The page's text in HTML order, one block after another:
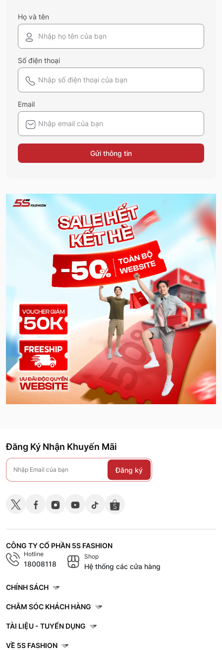
Họ và tên
Số điện thoại
Email
Gửi thông tin
Đăng Ký Nhận Khuyến Mãi
Đăng ký
CÔNG TY CỔ PHẦN 5S FASHION
Hotline
18008118
Shop
Hệ thống các cửa hàng
CHÍNH SÁCH
CHĂM SÓC KHÁCH HÀNG
TÀI LIỆU - TUYỂN DỤNG
VỀ 5S FASHION